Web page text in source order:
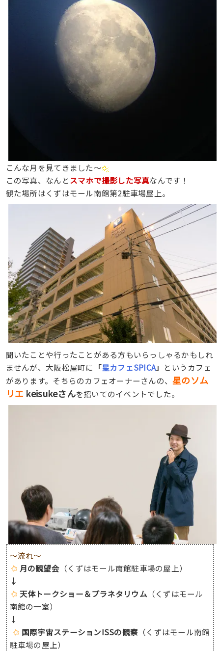
こんな月を見てきました〜
この写真、なんとスマホで撮影した写真なんです！
観た場所はくずはモール南館第2駐車場屋上。
聞いたことや行ったことがある方もいらっしゃるかもしれ
ませんが、大阪松屋町に 「星カフェSPICA」 というカフェ
があります。そちらのカフェオーナーさんの、星のソム
リエ keisukeさんを招いてのイベントでした。
〜流れ〜
月の観望会 （くずはモール南館駐車場の屋上）
↓
天体トークショー＆プラネタリウム （くずはモール
南館の一室）
↓
国際宇宙ステーションISSの観察 （くずはモール南館
駐車場の屋上）